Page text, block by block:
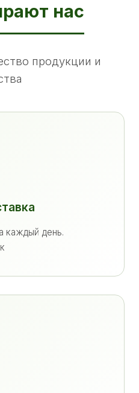
нас
продукции и
каждый день.